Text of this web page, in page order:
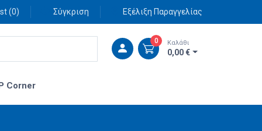
(0) Σύγκριση Εξέλιξη Παραγγελίας
0 Καλάθι
0,00 €
Corner